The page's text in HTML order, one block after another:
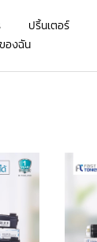
ปริ้นเตอร์
งฉัน